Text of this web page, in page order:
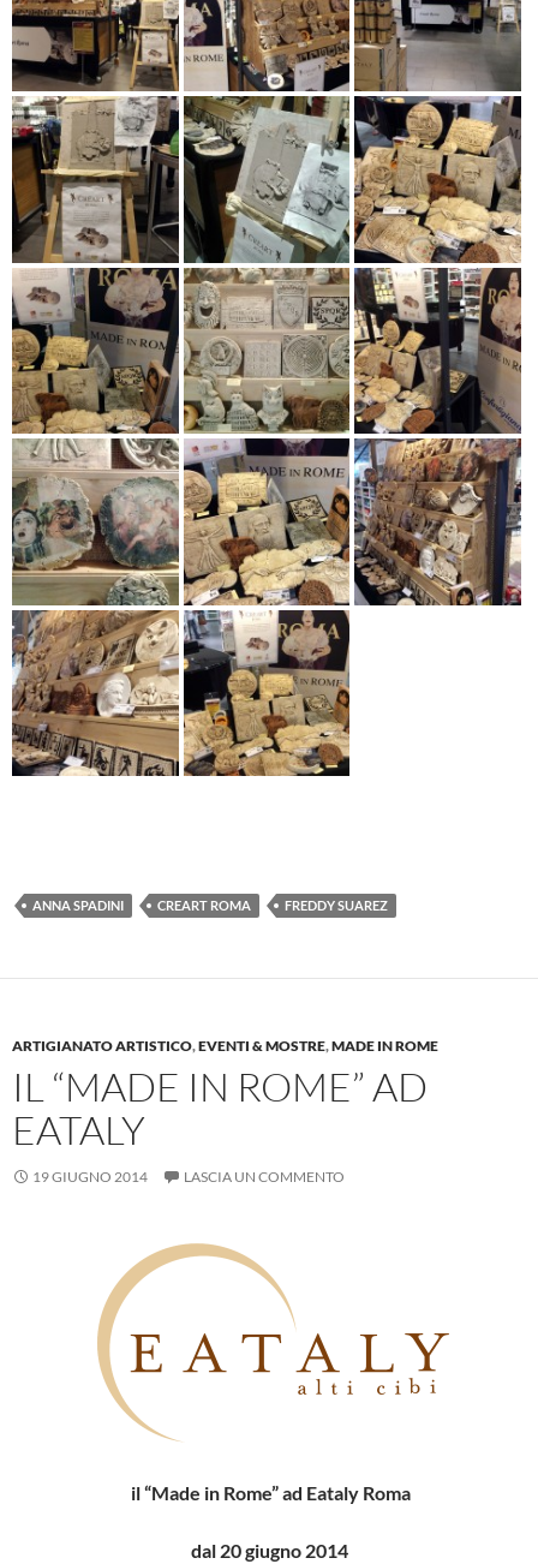
ANNA SPADINI CREART ROMA FREDDY SUAREZ
ARTIGIANATO ARTISTICO,EVENTI & MOSTRE,MADE IN ROME
IL “MADE IN ROME” AD
EATALY
19 GIUGNO 2014 LASCIA UN COMMENTO
il “Made in Rome” ad Eataly Roma
dal 20 giugno 2014